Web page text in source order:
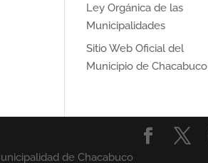
Ley Orgánica de las
Municipalidades
Sitio Web Oficial del
Municipio de Chacabuco
de Chacabuco